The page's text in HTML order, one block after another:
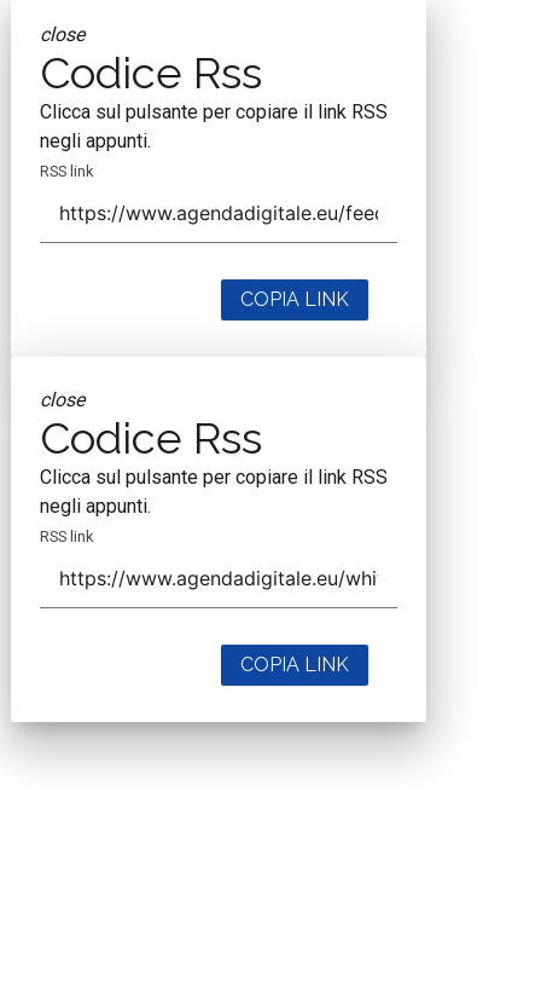
close
Codice Rss
Clicca sul pulsante per copiare il link RSS
negli appunti.
RSS link
COPIA LINK
close
Codice Rss
Clicca sul pulsante per copiare il link RSS
negli appunti.
RSS link
COPIA LINK